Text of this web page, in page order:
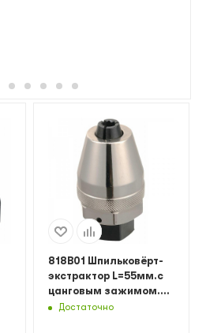
818B01 Шпильковёрт-
экстрактор L=55мм.с
цанговым зажимом.
Под вороток 3/8".
Достаточно